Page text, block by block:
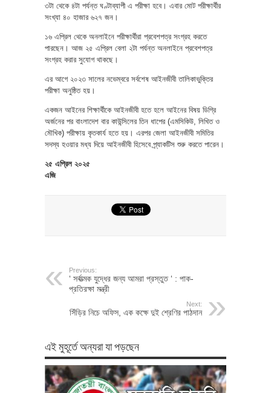
৩টা থেকে ৪টা পর্যন্ত ঘণ্টাব্যাপী এ পরীক্ষা হবে। এবার মোট পরীক্ষার্থীর
সংখ্যা ৪০ হাজার ৬২৭ জন।
১৬ এপ্রিল থেকে অনলাইনে পরীক্ষার্থীরা প্রবেশপত্র সংগ্রহ করতে
পারছেন। আজ ২৫ এপ্রিল বেলা ২টা পর্যন্ত অনলাইনে প্রবেশপত্র
সংগ্রহ করার সুযোগ থাকছে।
এর আগে ২০২৩ সালের নভেম্বরে সর্বশেষ আইনজীবী তালিকাভুক্তির
পরীক্ষা অনুষ্ঠিত হয়।
একজন আইনের শিক্ষার্থীকে আইনজীবী হতে হলে আইনের বিষয় ডিগ্রি
অর্জনের পর বাংলাদেশ বার কাউন্সিলের তিন ধাপের (এমসিকিউ, লিখিত ও
মৌখিক) পরীক্ষায় কৃতকার্য হতে হয়। এরপর জেলা আইনজীবী সমিতির
সদস্য হওয়ার মধ্য দিয়ে আইনজীবী হিসেবে প্র্যাকটিস শুরু করতে পারেন।
২৫ এপ্রিল ২০২৫
এজি
Previous:
‘ সর্বাত্মক যুদ্ধের জন্য আমরা প্রস্তুত ‘ : পাক-
প্রতিরক্ষা মন্ত্রী
Next:
সিঁড়ির নিচে অফিস, এক কক্ষে দুই শ্রেণির পাঠদান
এই মুহূর্তে অন্যরা যা পড়ছেন